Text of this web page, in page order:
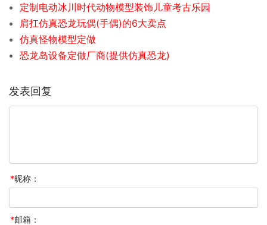
定制电动冰川时代动物模型装饰儿童考古乐园
肩扛仿真恐龙玩偶(手偶)的6大卖点
仿真怪物模型定做
恐龙岛设备定做厂商(提供仿真恐龙)
发表回复
*昵称：
*邮箱：